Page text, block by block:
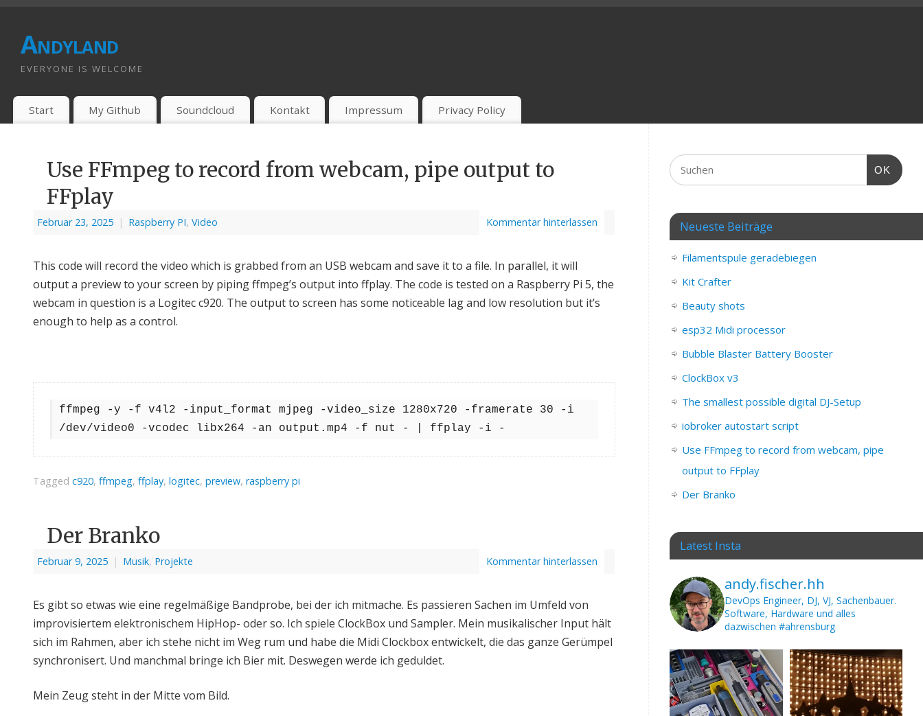
Andyland
EVERYONE IS WELCOME
Start My Github Soundcloud Kontakt Impressum Privacy Policy
Use FFmpeg to record from webcam, pipe output to
FFplay
Februar 23, 2025 | Raspberry PI, Video Kommentar hinterlassen
This code will record the video which is grabbed from an USB webcam and save it to a file. In parallel, it will
output a preview to your screen by piping ffmpeg’s output into ffplay. The code is tested on a Raspberry Pi 5, the
webcam in question is a Logitec c920. The output to screen has some noticeable lag and low resolution but it’s
enough to help as a control.
ffmpeg -y -f v4l2 -input_format mjpeg -video_size 1280x720 -framerate 30 -i
/dev/video0 -vcodec libx264 -an output.mp4 -f nut - | ffplay -i -
Tagged c920, ffmpeg, ffplay, logitec, preview, raspberry pi
Der Branko
Februar 9, 2025 | Musik, Projekte Kommentar hinterlassen
Es gibt so etwas wie eine regelmäßige Bandprobe, bei der ich mitmache. Es passieren Sachen im Umfeld von
improvisiertem elektronischem HipHop- oder so. Ich spiele ClockBox und Sampler. Mein musikalischer Input hält
sich im Rahmen, aber ich stehe nicht im Weg rum und habe die Midi Clockbox entwickelt, die das ganze Gerümpel
synchronisert. Und manchmal bringe ich Bier mit. Deswegen werde ich geduldet.
Mein Zeug steht in der Mitte vom Bild.
OK
Neueste Beiträge
Filamentspule geradebiegen
Kit Crafter
Beauty shots
esp32 Midi processor
Bubble Blaster Battery Booster
ClockBox v3
The smallest possible digital DJ-Setup
iobroker autostart script
Use FFmpeg to record from webcam, pipe
output to FFplay
Der Branko
Latest Insta
andy.fischer.hh
DevOps Engineer, DJ, VJ, Sachenbauer.
Software, Hardware und alles
dazwischen #ahrensburg